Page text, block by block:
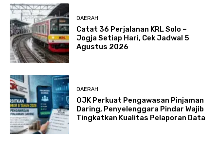
DAERAH
Catat 36 Perjalanan KRL Solo –
Jogja Setiap Hari, Cek Jadwal 5
Agustus 2026
DAERAH
OJK Perkuat Pengawasan Pinjaman
Daring, Penyelenggara Pindar Wajib
Tingkatkan Kualitas Pelaporan Data